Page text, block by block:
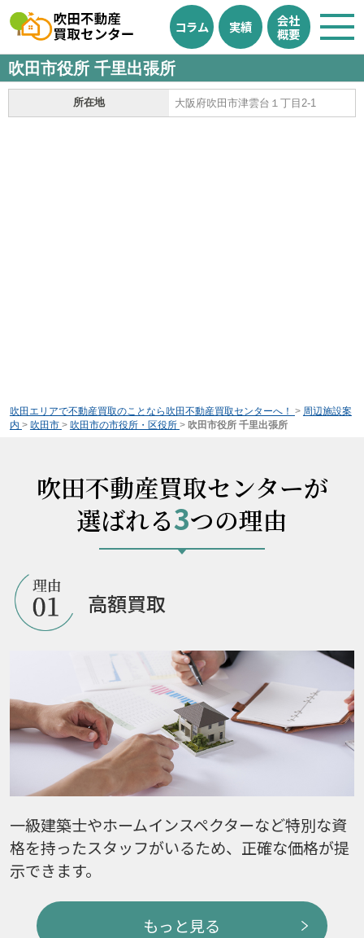
コラム 実績
会社
概要
吹田市役所 千里出張所
所在地 大阪府吹田市津雲台１丁目2-1
吹田エリアで不動産買取のことなら吹田不動産買取センターへ！ > 周辺施設案
内 > 吹田市 > 吹田市の市役所・区役所 > 吹田市役所 千里出張所
吹田不動産買取センターが
選ばれる3つの理由
高額買取
一級建築士やホームインスペクターなど特別な資
格を持ったスタッフがいるため、正確な価格が提
示できます。
もっと見る